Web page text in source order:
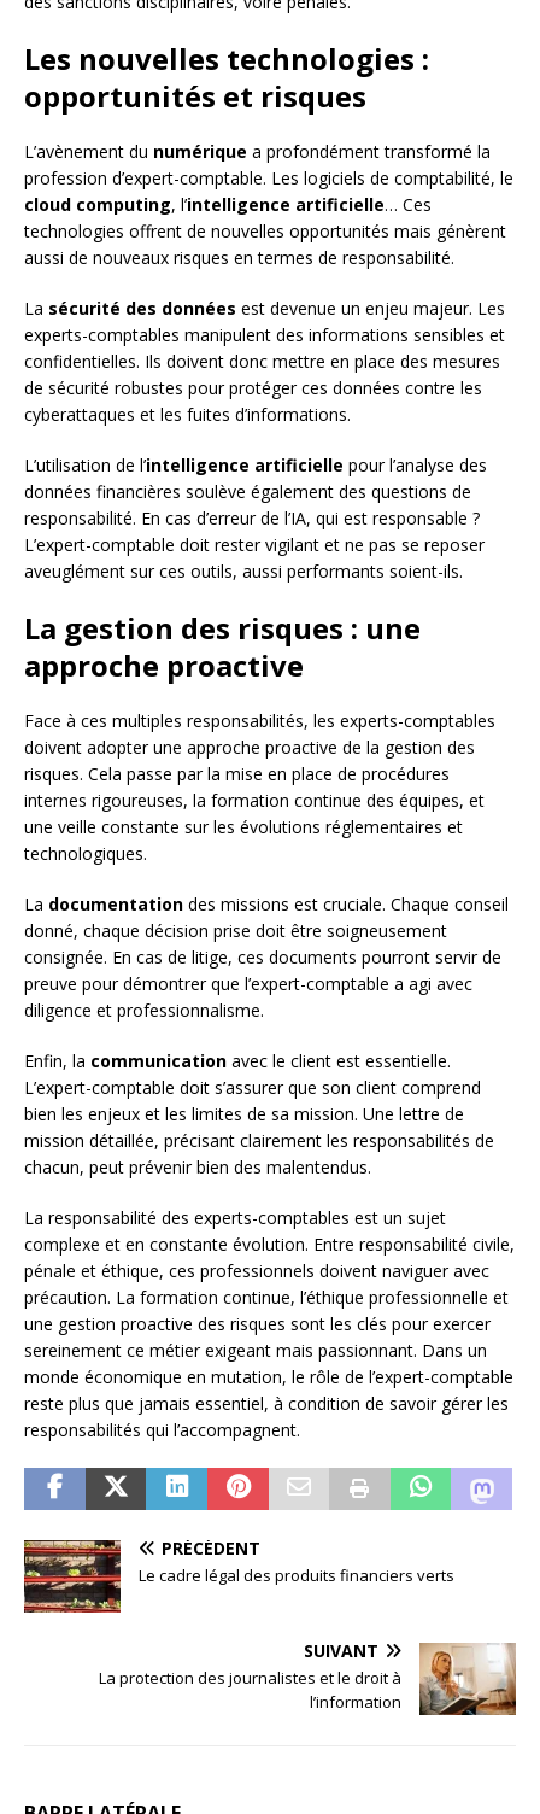
Les nouvelles technologies :
opportunités et risques
L’avènement du numérique a profondément transformé la
profession d’expert-comptable. Les logiciels de comptabilité, le
cloud computing, l’intelligence artificielle… Ces
technologies offrent de nouvelles opportunités mais génèrent
aussi de nouveaux risques en termes de responsabilité.
La sécurité des données est devenue un enjeu majeur. Les
experts-comptables manipulent des informations sensibles et
confidentielles. Ils doivent donc mettre en place des mesures
de sécurité robustes pour protéger ces données contre les
cyberattaques et les fuites d’informations.
L’utilisation de l’intelligence artificielle pour l’analyse des
données financières soulève également des questions de
responsabilité. En cas d’erreur de l’IA, qui est responsable ?
L’expert-comptable doit rester vigilant et ne pas se reposer
aveuglément sur ces outils, aussi performants soient-ils.
La gestion des risques : une
approche proactive
Face à ces multiples responsabilités, les experts-comptables
doivent adopter une approche proactive de la gestion des
risques. Cela passe par la mise en place de procédures
internes rigoureuses, la formation continue des équipes, et
une veille constante sur les évolutions réglementaires et
technologiques.
La documentation des missions est cruciale. Chaque conseil
donné, chaque décision prise doit être soigneusement
consignée. En cas de litige, ces documents pourront servir de
preuve pour démontrer que l’expert-comptable a agi avec
diligence et professionnalisme.
Enfin, la communication avec le client est essentielle.
L’expert-comptable doit s’assurer que son client comprend
bien les enjeux et les limites de sa mission. Une lettre de
mission détaillée, précisant clairement les responsabilités de
chacun, peut prévenir bien des malentendus.
La responsabilité des experts-comptables est un sujet
complexe et en constante évolution. Entre responsabilité civile,
pénale et éthique, ces professionnels doivent naviguer avec
précaution. La formation continue, l’éthique professionnelle et
une gestion proactive des risques sont les clés pour exercer
sereinement ce métier exigeant mais passionnant. Dans un
monde économique en mutation, le rôle de l’expert-comptable
reste plus que jamais essentiel, à condition de savoir gérer les
responsabilités qui l’accompagnent.
PRÉCÉDENT
Le cadre légal des produits financiers verts
SUIVANT
La protection des journalistes et le droit à
l’information